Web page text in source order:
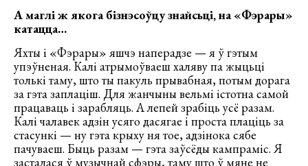
А маглі ж якога бізнэсоўцу знайсьці, на «Фэрары»
катацца…
Яхты і «Фэрары» яшчэ наперадзе — я ў гэтым
упэўненая. Калі атрымоўваеш халяву па жыцьці
толькі таму, што ты пакуль прывабная, потым дорага
за гэта заплаціш. Для жанчыны вельмі істотна самой
працаваць і зарабляць. А лепей зрабіць усё разам.
Калі чалавек адзін усяго дасягае і проста плаціць за
стасункі — ну гэта крыху ня тое, адзінока сябе
пачуваеш. Быць разам — гэта заўсёды кампраміс. Я
засталася ў музычнай сфэры, таму што ў мяне не